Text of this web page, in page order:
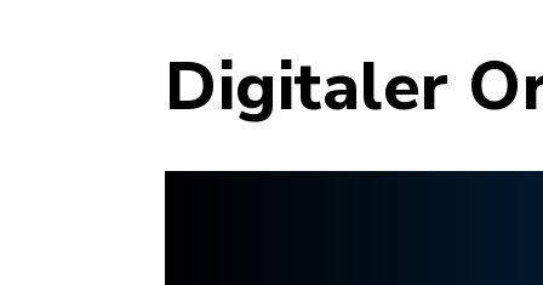
Digitaler